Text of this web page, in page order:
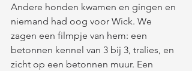
Andere honden kwamen en gingen en
niemand had oog voor Wick. We
zagen een filmpje van hem: een
betonnen kennel van 3 bij 3, tralies, en
zicht op een betonnen muur. Een